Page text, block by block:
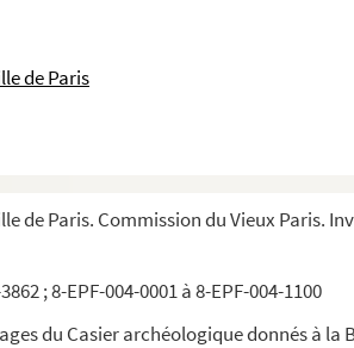
de Paris
de Paris. Commission du Vieux Paris.
; 8-EPF-004-0001 à 8-EPF-004-1100
du Casier archéologique donnés à la